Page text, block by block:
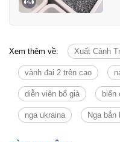
Xem thêm về: Xuất Cảnh
vành đai 2 trên cao
diễn viên bố già biến
nga ukraina Nga bắn